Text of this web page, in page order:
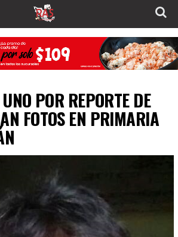
POR REPORTE DE
FOTOS EN PRIMARIA